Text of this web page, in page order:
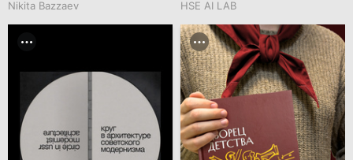
Nikita Bazzaev HSE AI LAB